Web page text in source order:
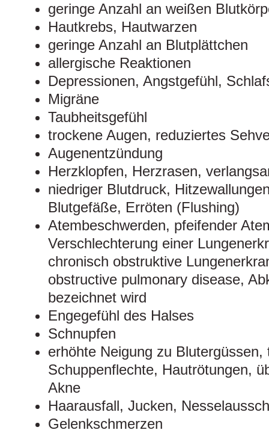
geringe Anzahl an weißen
Hautkrebs, Hautwarzen
geringe Anzahl an Blutplättchen
allergische Reaktionen
Depressionen, Angstgefühl,
Migräne
Taubheitsgefühl
trockene Augen, reduziertes
Augenentzündung
Herzklopfen, Herzrasen,
niedriger Blutdruck,
Blutgefäße, Erröten (Flushing)
Atembeschwerden, pfeifender
Verschlechterung einer
chronisch obstruktive
obstructive pulmonary disease,
bezeichnet wird
Engegefühl des Halses
Schnupfen
erhöhte Neigung zu Blutergüssen,
Schuppenflechte, Hautrötungen,
Akne
Haarausfall, Jucken,
Gelenkschmerzen